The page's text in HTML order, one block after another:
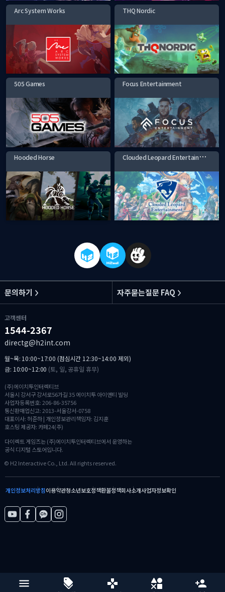
Arc System Works THQ Nordic
505 Games Focus Entertainment
Hooded Horse C
louded Leopard Entertainment
문의하기 자주묻는질문 FAQ
고객센터
1544-2367
directg@h2int.com
월~목: 10:00~17:00 (점심시간 12:30~14:00 제외)
금: 10:00~12:00 (토, 일, 공휴일 휴무)
(주)에이치투인터렉티브
서울시 강서구 강서로56가길 35 에이치투 아이앤티 빌딩
사업자등록번호: 206-86-35756
통신판매업신고: 2013-서울강서-0758
대표이사: 허준하 | 개인정보관리책임자: 김지훈
호스팅 제공자: 카페24(주)
다이렉트 게임즈는 (주)에이치투인터렉티브에서 운영하는
공식 디지털 스토어입니다.
© H2 Interactive Co., Ltd. All rights reserved.
개인정보처리방침이용약관청소년보호정책환불정책회사소개사업자정보확인